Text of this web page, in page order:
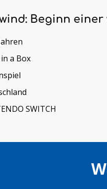
Beginn
a Box
SWITCH